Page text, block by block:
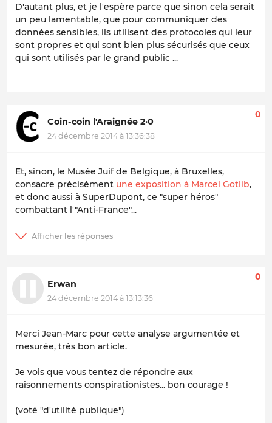
D'autant plus, et je l'espère parce que sinon cela serait
un peu lamentable, que pour communiquer des
données sensibles, ils utilisent des protocoles qui leur
sont propres et qui sont bien plus sécurisés que ceux
qui sont utilisés par le grand public ...
Coin-coin l'Araignée 2·0
24 décembre 2014 à 13:36:38
0
Et, sinon, le Musée Juif de Belgique, à Bruxelles,
consacre précisément une exposition à Marcel Gotlib,
et donc aussi à SuperDupont, ce "super héros"
combattant l'"Anti-France"...
Erwan
24 décembre 2014 à 13:13:36
0
Merci Jean-Marc pour cette analyse argumentée et
mesurée, très bon article.
Je vois que vous tentez de répondre aux
raisonnements conspirationistes... bon courage !
(voté "d'utilité publique")